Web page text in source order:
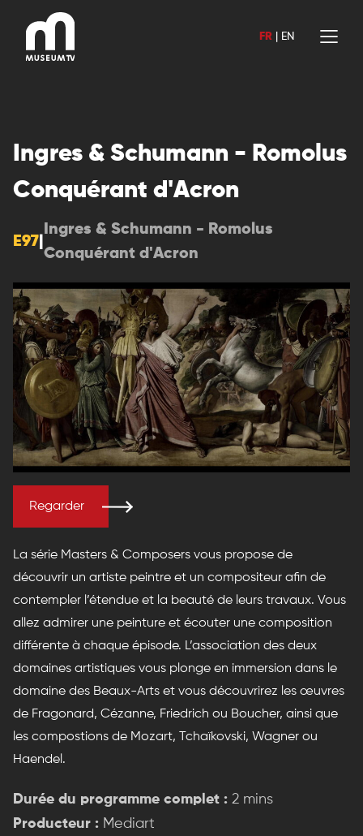
contenu
FR EN
Ingres & Schumann - Romolus
Conquérant d'Acron
E97
Ingres & Schumann - Romolus
Conquérant d'Acron
Regarder
La série Masters & Composers vous propose de
découvrir un artiste peintre et un compositeur afin de
contempler l’étendue et la beauté de leurs travaux. Vous
allez admirer une peinture et écouter une composition
différente à chaque épisode. L’association des deux
domaines artistiques vous plonge en immersion dans le
domaine des Beaux-Arts et vous découvrirez les œuvres
de Fragonard, Cézanne, Friedrich ou Boucher, ainsi que
les compostions de Mozart, Tchaïkovski, Wagner ou
Haendel.
Durée du programme complet : 2 mins
Producteur : Mediart